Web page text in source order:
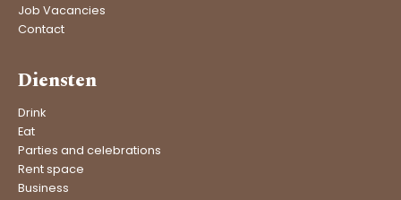
Job Vacancies
Contact
Diensten
Drink
Eat
Parties and celebrations
Rent space
Business